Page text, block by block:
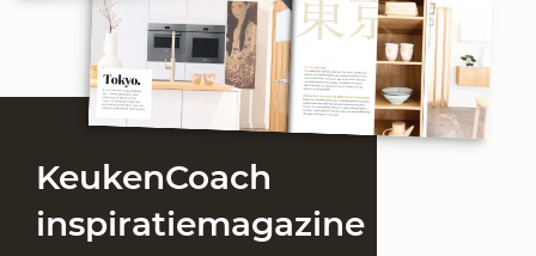
KeukenCoach
inspiratiemagazine